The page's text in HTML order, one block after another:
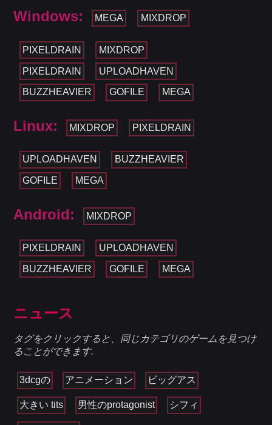
Windows: MEGA MIXDROP
PIXELDRAIN MIXDROP
PIXELDRAIN UPLOADHAVEN
BUZZHEAVIER GOFILE MEGA
Linux: MIXDROP PIXELDRAIN
UPLOADHAVEN BUZZHEAVIER
GOFILE MEGA
Android: MIXDROP
PIXELDRAIN UPLOADHAVEN
BUZZHEAVIER GOFILE MEGA
ニュース
タグをクリックすると、同じカテゴリのゲームを見つけ
ることができます.
3dcgの アニメーション ビッグアス
大きい tits 男性のprotagonist シフィ